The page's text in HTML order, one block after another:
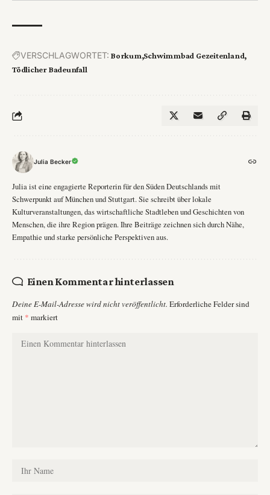
VERSCHLAGWORTET: Borkum Schwimmbad Gezeitenland
Tödlicher Badeunfall
Julia Becker
Julia ist eine engagierte Reporterin für den Süden Deutschlands mit
Schwerpunkt auf München und Stuttgart. Sie schreibt über lokale
Kulturveranstaltungen, das wirtschaftliche Stadtleben und Geschichten von
Menschen, die ihre Region prägen. Ihre Beiträge zeichnen sich durch Nähe,
Empathie und starke persönliche Perspektiven aus.
Einen Kommentar hinterlassen
Deine E-Mail-Adresse wird nicht veröffentlicht. Erforderliche Felder sind
mit * markiert